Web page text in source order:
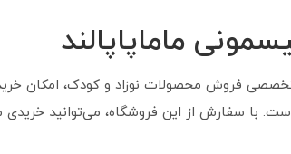
ماماپاپالند
تخصصی فروش محصولات نوزاد و کودک، امکان
با سفارش از این فروشگاه، می‌توانید خریدی